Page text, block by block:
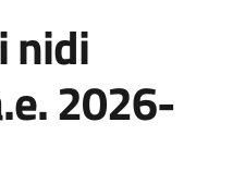
nidi
2026-